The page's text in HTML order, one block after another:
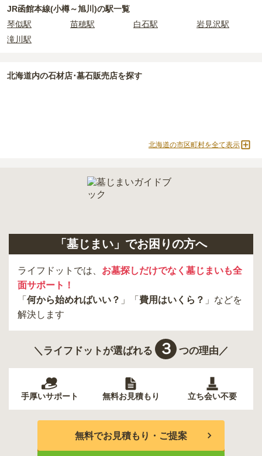
JR函館本線(小樽～旭川)の駅一覧
琴似駅
苗穂駅 白石駅
岩見沢駅
滝川駅
北海道内の石材店･墓石販売店を探す
北海道の市区町村を全て表示
「墓じまい」でお困りの方へ
ライフドットでは、 お墓探しだけでなく墓じまいも全
面サポート！
「 何から始めればいい？ 」「 費用はいくら？ 」などを
解決します
＼ライフドットが選ばれる ３ つの理由／
手厚いサポート 無料お見積もり 立ち会い不要
無料でお見積もり・ご提案